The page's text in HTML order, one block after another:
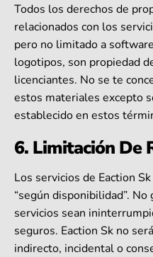
Todos los derechos de
relacionados con los
pero no limitado a
logotipos, son propiedad
licenciantes. No se te
estos materiales excepto
establecido en estos
6. Limitación De
Los servicios de Eaction
“según disponibilidad”.
servicios sean
seguros. Eaction Sk no
indirecto, incidental o